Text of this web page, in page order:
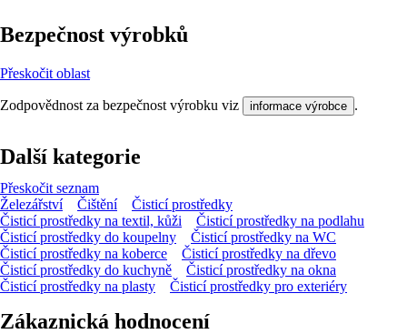
Bezpečnost výrobků
Přeskočit oblast
Zodpovědnost za bezpečnost výrobku viz informace výrobce .
Další kategorie
Přeskočit seznam
Železářství
Čištění
Čisticí prostředky
Čisticí prostředky na textil, kůži
Čisticí prostředky na podlahu
Čisticí prostředky do koupelny
Čisticí prostředky na WC
Čisticí prostředky na koberce
Čisticí prostředky na dřevo
Čisticí prostředky do kuchyně
Čisticí prostředky na okna
Čisticí prostředky na plasty
Čisticí prostředky pro exteriéry
Zákaznická hodnocení